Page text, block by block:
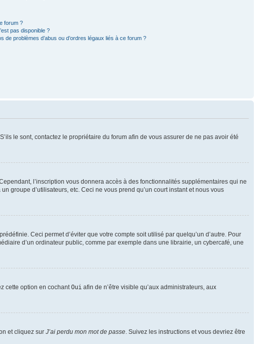
forum ?
pas disponible ?
de problèmes d’abus ou d’ordres légaux liés à ce forum ?
le sont, contactez le propriétaire du forum afin de vous assurer de ne pas avoir été
l’inscription vous donnera accès à des fonctionnalités supplémentaires qui ne
groupe d’utilisateurs, etc. Ceci ne vous prend qu’un court instant et nous vous
Ceci permet d’éviter que votre compte soit utilisé par quelqu’un d’autre. Pour
d’un ordinateur public, comme par exemple dans une librairie, un cybercafé, une
cette option en cochantOui afin de n’être visible qu’aux administrateurs, aux
et cliquez sur J’ai perdu mon mot de passe. Suivez les instructions et vous devriez être